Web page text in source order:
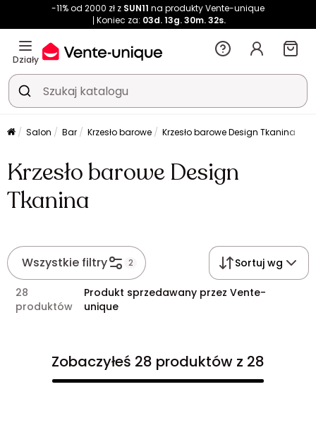
-11% od 2000 zł z SUN11 na produkty Vente-unique
Koniec za: 03d.13g.30m.32s.
Działy
Salon Bar Krzesło barowe Krzesło barowe Design Tkanina
Krzesło barowe Design
Tkanina
Wszystkie filtry 2 Sortuj wg
28
produktów
Produkt sprzedawany przez Vente-
unique
Zobaczyłeś 28 produktów z 28